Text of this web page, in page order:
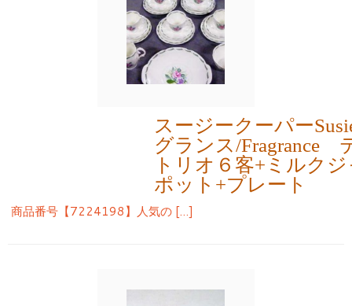
スージークーパー
グランス/
トリオ６客+ミルク
ポット+プレート
商品番号【7224198】人気の […]